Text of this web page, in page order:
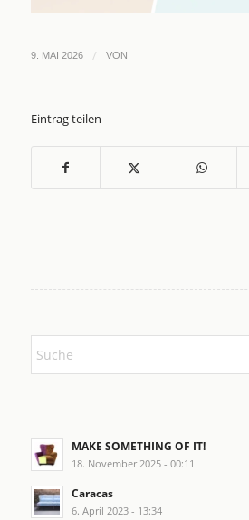
9. MAI 2026 / VON
Eintrag teilen
MAKE SOMETHING OF IT!
18. November 2025 - 00:11
Caracas
6. April 2023 - 13:34